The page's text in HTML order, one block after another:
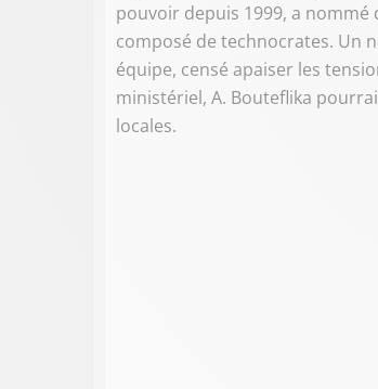
pouvoir depuis 1999, a nommé
composé de technocrates. Un
équipe, censé apaiser les
ministériel, A. Bouteflika
locales.